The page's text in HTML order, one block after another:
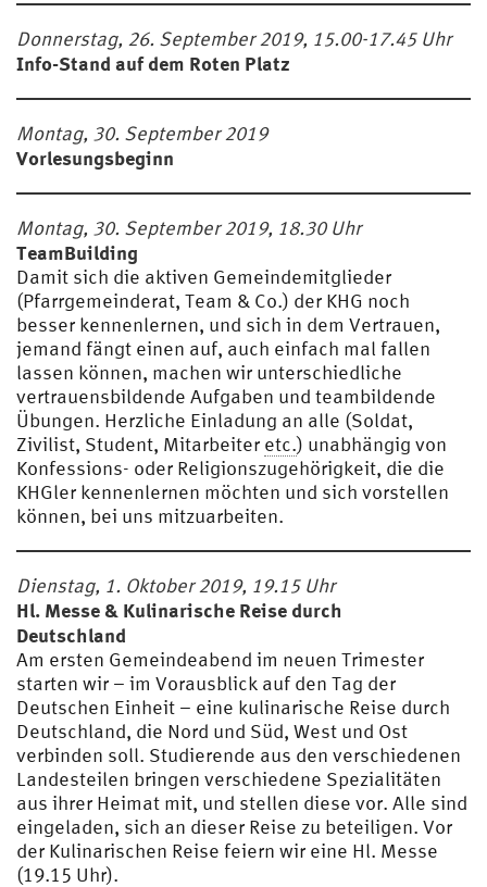
Donnerstag, 26. September 2019, 15.00-17.45 Uhr
Info-Stand auf dem Roten Platz
Montag, 30. September 2019
Vorlesungsbeginn
Montag, 30. September 2019, 18.30 Uhr
TeamBuilding
Damit sich die aktiven Gemeindemitglieder
(Pfarrgemeinderat, Team & Co.) der KHG noch
besser kennenlernen, und sich in dem Vertrauen,
jemand fängt einen auf, auch einfach mal fallen
lassen können, machen wir unterschiedliche
vertrauensbildende Aufgaben und teambildende
Übungen. Herzliche Einladung an alle (Soldat,
Zivilist, Student, Mitarbeiter etc.) unabhängig von
Konfessions- oder Religionszugehörigkeit, die die
KHGler kennenlernen möchten und sich vorstellen
können, bei uns mitzuarbeiten.
Dienstag, 1. Oktober 2019, 19.15 Uhr
Hl. Messe & Kulinarische Reise durch
Deutschland
Am ersten Gemeindeabend im neuen Trimester
starten wir – im Vorausblick auf den Tag der
Deutschen Einheit – eine kulinarische Reise durch
Deutschland, die Nord und Süd, West und Ost
verbinden soll. Studierende aus den verschiedenen
Landesteilen bringen verschiedene Spezialitäten
aus ihrer Heimat mit, und stellen diese vor. Alle sind
eingeladen, sich an dieser Reise zu beteiligen. Vor
der Kulinarischen Reise feiern wir eine Hl. Messe
(19.15 Uhr).